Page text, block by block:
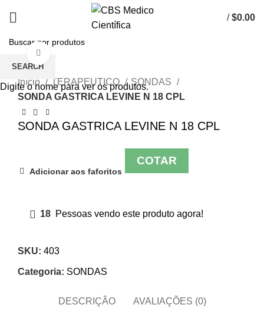
/ $0.00
Início TERAPEUTICO
SONDAS
SONDA GASTRICA LEVINE N 18 CPL
SONDA GASTRICA LEVINE N 18 CPL
Adicionar aos faforitos
COTAR
18 Pessoas vendo este produto agora!
SKU: 403
Categoria: SONDAS
DESCRIÇÃO AVALIAÇÕES (0)
SEARCH
Digite o nome para ver os produtos.